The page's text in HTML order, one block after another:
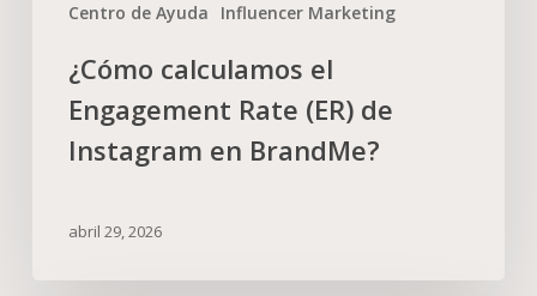
Centro de Ayuda Influencer Marketing
¿Cómo calculamos el
Engagement Rate (ER) de
Instagram en BrandMe?
abril 29, 2026